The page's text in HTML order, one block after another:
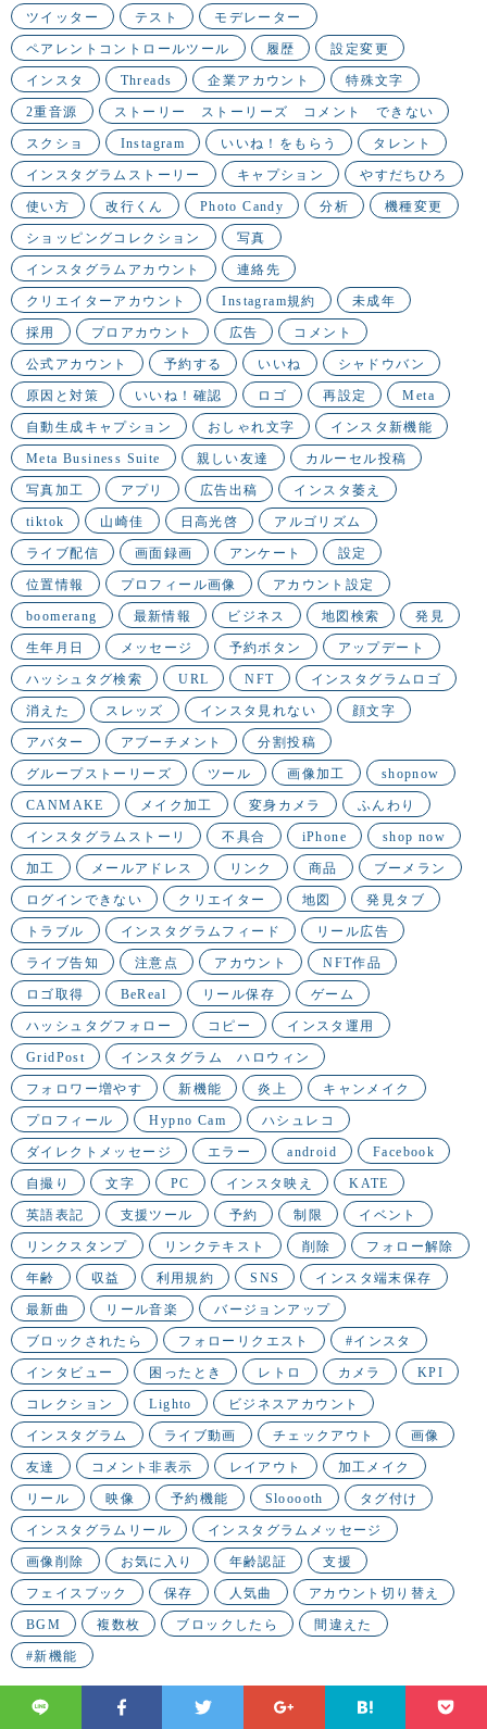
ツイッター テスト モデレーター
ペアレントコントロールツール 履歴 設定変更
インスタ Threads 企業アカウント 特殊文字
2重音源 ストーリー ストーリーズ コメント できない
スクショ Instagram いいね！をもらう タレント
インスタグラムストーリー キャプション やすだちひろ
使い方 改行くん Photo Candy 分析 機種変更
ショッピングコレクション 写真
インスタグラムアカウント 連絡先
クリエイターアカウント Instagram規約 未成年
採用 プロアカウント 広告 コメント
公式アカウント 予約する いいね シャドウバン
原因と対策 いいね！確認 ロゴ 再設定 Meta
自動生成キャプション おしゃれ文字 インスタ新機能
Meta Business Suite 親しい友達 カルーセル投稿
写真加工 アプリ 広告出稿 インスタ萎え
tiktok 山崎佳 日高光啓 アルゴリズム
ライブ配信 画面録画 アンケート 設定
位置情報 プロフィール画像 アカウント設定
boomerang 最新情報 ビジネス 地図検索 発見
生年月日 メッセージ 予約ボタン アップデート
ハッシュタグ検索 URL NFT インスタグラムロゴ
消えた スレッズ インスタ見れない 顔文字
アバター アブーチメント 分割投稿
グループストーリーズ ツール 画像加工 shopnow
CANMAKE メイク加工 変身カメラ ふんわり
インスタグラムストーリ 不具合 iPhone shop now
加工 メールアドレス リンク 商品 ブーメラン
ログインできない クリエイター 地図 発見タブ
トラブル インスタグラムフィード リール広告
ライブ告知 注意点 アカウント NFT作品
ロゴ取得 BeReal リール保存 ゲーム
ハッシュタグフォロー コピー インスタ運用
GridPost インスタグラム ハロウィン
フォロワー増やす 新機能 炎上 キャンメイク
プロフィール Hypno Cam ハシュレコ
ダイレクトメッセージ エラー android Facebook
自撮り 文字 PC インスタ映え KATE
英語表記 支援ツール 予約 制限 イベント
リンクスタンプ リンクテキスト 削除 フォロー解除
年齢 収益 利用規約 SNS インスタ端末保存
最新曲 リール音楽 バージョンアップ
ブロックされたら フォローリクエスト #インスタ
インタビュー 困ったとき レトロ カメラ KPI
コレクション Lighto ビジネスアカウント
インスタグラム ライブ動画 チェックアウト 画像
友達 コメント非表示 レイアウト 加工メイク
リール 映像 予約機能 Slooooth タグ付け
インスタグラムリール インスタグラムメッセージ
画像削除 お気に入り 年齢認証 支援
フェイスブック 保存 人気曲 アカウント切り替え
BGM 複数枚 ブロックしたら 間違えた
#新機能
2016 - 2026 Frigater